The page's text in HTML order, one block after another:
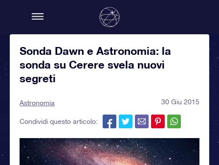
Sonda Dawn e Astronomia: la
sonda su Cerere svela nuovi
segreti
Astronomia 30 Giu 2015
Condividi questo articolo: